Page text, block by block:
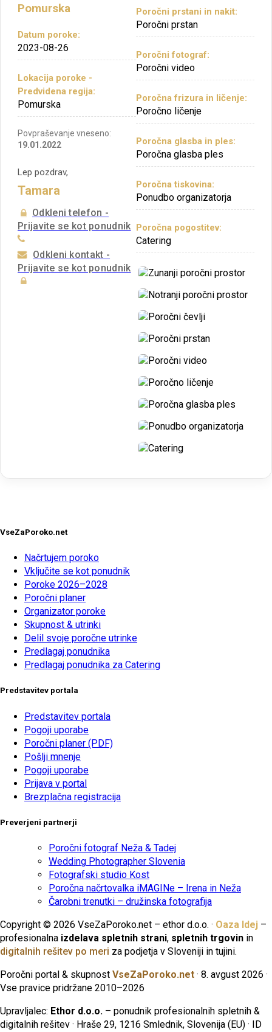
Pomurska
Datum poroke:
2023-08-26
Lokacija poroke -
Predvidena regija:
Pomurska
Povpraševanje vneseno:
19.01.2022
Lep pozdrav,
Tamara
Odkleni telefon -
Prijavite se kot ponudnik
Odkleni kontakt -
Prijavite se kot ponudnik
Poročni prstani in nakit:
Poročni prstan
Poročni fotograf:
Poročni video
Poročna frizura in ličenje:
Poročno ličenje
Poročna glasba in ples:
Poročna glasba ples
Poročna tiskovina:
Ponudbo organizatorja
Poročna pogostitev:
Catering
VseZaPoroko.net
Načrtujem poroko
Vključite se kot ponudnik
Poroke 2026–2028
Poročni planer
Organizator poroke
Skupnost & utrinki
Delil svoje poročne utrinke
Predlagaj ponudnika
Predlagaj ponudnika za Catering
Predstavitev portala
Predstavitev portala
Pogoji uporabe
Poročni planer (PDF)
Pošlji mnenje
Pogoji uporabe
Prijava v portal
Brezplačna registracija
Preverjeni partnerji
Poročni fotograf Neža & Tadej
Wedding Photographer Slovenia
Fotografski studio Kost
Poročna načrtovalka iMAGINe – Irena in Neža
Čarobni trenutki – družinska fotografija
Copyright © 2026 VseZaPoroko.net – ethor d.o.o. · Oaza Idej –
profesionalna izdelava spletnih strani, spletnih trgovin in
digitalnih rešitev po meri za podjetja v Sloveniji in tujini.
Poročni portal & skupnost VseZaPoroko.net · 8. avgust 2026 ·
Vse pravice pridržane 2010–2026
Upravljalec: Ethor d.o.o. – ponudnik profesionalnih spletnih &
digitalnih rešitev · Hraše 29, 1216 Smlednik, Slovenija (EU) · ID